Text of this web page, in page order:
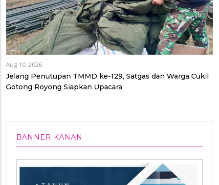
Aug 10, 2026
Jelang Penutupan TMMD ke-129, Satgas dan Warga Cukil
Gotong Royong Siapkan Upacara
BANNER KANAN